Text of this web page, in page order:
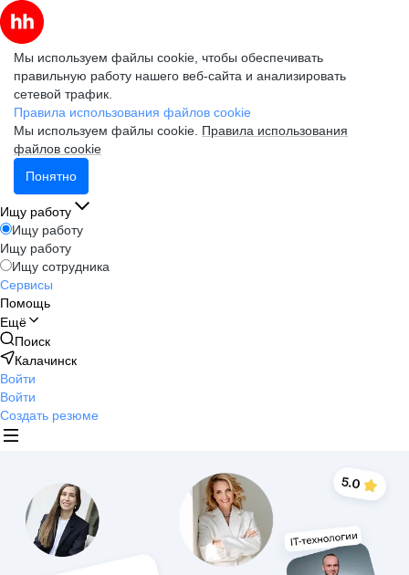
Мы используем файлы cookie, чтобы обеспечивать
правильную работу нашего веб-сайта и анализировать
сетевой трафик.
Правила использования файлов cookie
Мы используем файлы cookie. Правила использования
файлов cookie
Понятно
Ищу работу
Ищу работу
Ищу работу
Ищу сотрудника
Сервисы
Помощь
Ещё
Поиск
Калачинск
Войти
Войти
Создать резюме